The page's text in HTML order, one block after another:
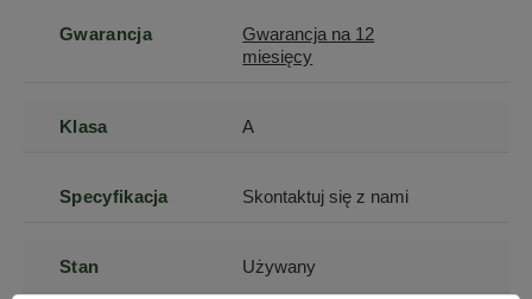
Gwarancja
Gwarancja na 12
miesięcy
Klasa A
Specyfikacja Skontaktuj się z nami
Stan Używany